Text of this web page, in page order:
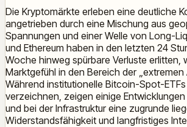
Die Kryptomärkte erleben eine deutliche
angetrieben durch eine Mischung aus
Spannungen und einer Welle von Long-
und Ethereum haben in den letzten 24
Woche hinweg spürbare Verluste erlitten,
Marktgefühl in den Bereich der „extremen
Während institutionelle Bitcoin-Spot-
verzeichnen, zeigen einige
und bei der Infrastruktur eine zugrunde
Widerstandsfähigkeit und langfristiges